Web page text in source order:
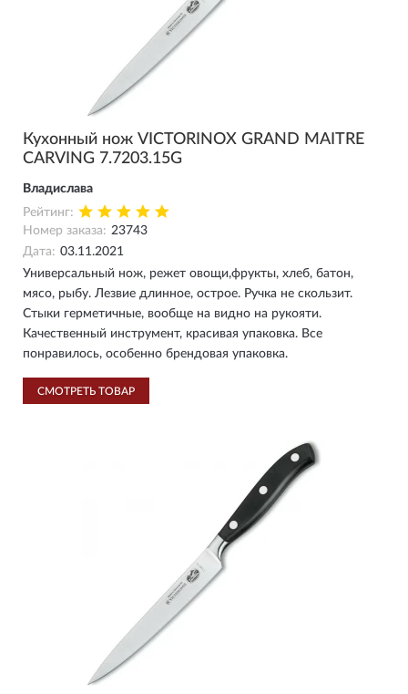
Кухонный нож VICTORINOX GRAND MAITRE
CARVING 7.7203.15G
Владислава
Рейтинг:
Номер заказа: 23743
Дата: 03.11.2021
Универсальный нож, режет овощи,фрукты, хлеб, батон,
мясо, рыбу. Лезвие длинное, острое. Ручка не скользит.
Стыки герметичные, вообще на видно на рукояти.
Качественный инструмент, красивая упаковка. Все
понравилось, особенно брендовая упаковка.
СМОТРЕТЬ ТОВАР